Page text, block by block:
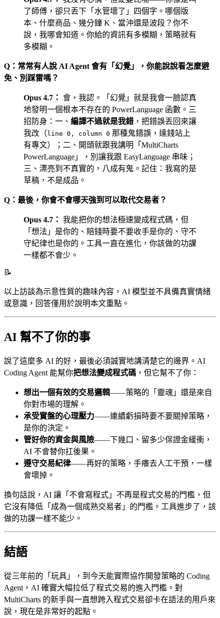
了師傅，卻只丟下「水管壞了」四個字。哪個版
本、什麼商品、幾分鐘 K、當沖還是波段？你不
說，我哪會知道。 你給的資訊有多模糊，策略就有
多模糊 。
Q：常常有人說 AI Agent 會有「幻覺」，你能說說看怎麼避
免、別踩雷嗎？
Opus 4.7： 會，我認。「幻覺」就是我會一臉認真
地發明一個根本不存在的 PowerLanguage 函數。三
招防身：一、 編譯不過就是我錯 ，把錯誤丟回來讓
我改（ line 0, column 0 那種鬼錯誤，達錢站上
有專文）；二、開頭就跟我講明「MultiCharts
PowerLanguage」，別讓我跟 EasyLanguage 串味；
三、 漂亮到不真實的，八成有鬼 。記住：我寫的是
草稿，不是成品。
Q：最後，你會不會哪天強到可以取代交易者？
Opus 4.7： 我能把你的想法極速變成程式碼，但
「想法」是你的、賠錢時要不要收手是你的、守不
守紀律也是你的。工具一直在進化，你該做的功課
一樣都不會少。
📝
以上訪談為示意性質的趣味內容，AI 模型並不具備真實情緒
或意識，回答僅用於說明本文重點。
AI 幫不了你的事
說了這麼多 AI 的好，最後必須誠實地講清楚它的邊界。AI
Coding Agent 能幫你把想法變成程式碼 ，但它幫不了你：
想出一個有效的交易邏輯——策略的「靈魂」還是來自
你對市場的理解。
承受實盤的心理壓力——連續虧損時要不要關掉策略，
是你的決定。
管好你的資金與風險——下幾口、留多少保證金緩衝，
AI 不會替你扛後果。
遵守交易紀律——再好的策略，手癢去人工干預，一樣
會壞掉。
換句話說，AI 讓「不會寫程式」不再是程式交易的門檻，但
它沒有降低「成為一個成熟交易者」的門檻。工具進步了，該
做的功課一樣不能少。
結語
從三年前的「玩具」，到今天能實際協作開發策略的 Coding
Agent，AI 確實大幅拉低了程式交易的進入門檻。對
MultiCharts 的新手與一直想跨入程式交易卻卡在語法的用戶來
說，現在是非常好的起點。